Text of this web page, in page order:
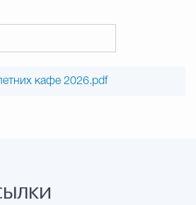
кафе 2026.pdf